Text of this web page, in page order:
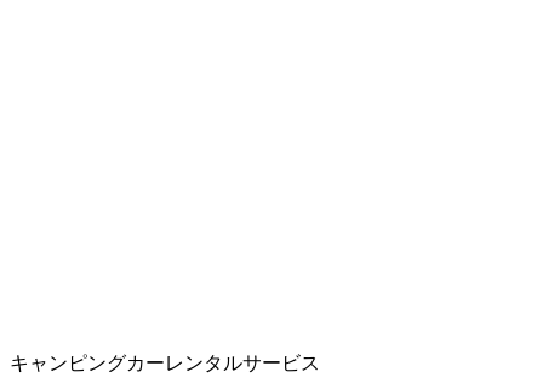
キャンピングカーレンタルサービス